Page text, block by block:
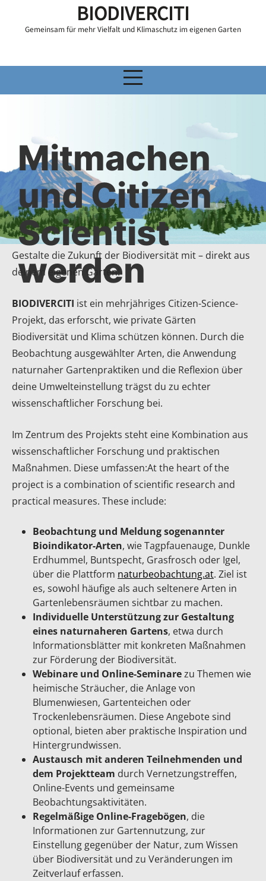
springen
BIODIVERCITI
Gemeinsam für mehr Vielfalt und Klimaschutz im eigenen Garten
Mitmachen
und Citizen
Scientist
werden
Gestalte die Zukunft der Biodiversität mit – direkt aus
deinem eigenen Garten!
BIODIVERCITI ist ein mehrjähriges Citizen-Science-
Projekt, das erforscht, wie private Gärten
Biodiversität und Klima schützen können. Durch die
Beobachtung ausgewählter Arten, die Anwendung
naturnaher Gartenpraktiken und die Reflexion über
deine Umwelteinstellung trägst du zu echter
wissenschaftlicher Forschung bei.
Im Zentrum des Projekts steht eine Kombination aus
wissenschaftlicher Forschung und praktischen
Maßnahmen. Diese umfassen:At the heart of the
project is a combination of scientific research and
practical measures. These include:
Beobachtung und Meldung sogenannter
Bioindikator-Arten, wie Tagpfauenauge, Dunkle
Erdhummel, Buntspecht, Grasfrosch oder Igel,
über die Plattform naturbeobachtung.at. Ziel ist
es, sowohl häufige als auch seltenere Arten in
Gartenlebensräumen sichtbar zu machen.
Individuelle Unterstützung zur Gestaltung
eines naturnaheren Gartens, etwa durch
Informationsblätter mit konkreten Maßnahmen
zur Förderung der Biodiversität.
Webinare und Online-Seminarezu Themen wie
heimische Sträucher, die Anlage von
Blumenwiesen, Gartenteichen oder
Trockenlebensräumen. Diese Angebote sind
optional, bieten aber praktische Inspiration und
Hintergrundwissen.
Austausch mit anderen Teilnehmenden und
dem Projektteam durch Vernetzungstreffen,
Online-Events und gemeinsame
Beobachtungsaktivitäten.
Regelmäßige Online-Fragebögen, die
Informationen zur Gartennutzung, zur
Einstellung gegenüber der Natur, zum Wissen
über Biodiversität und zu Veränderungen im
Zeitverlauf erfassen.